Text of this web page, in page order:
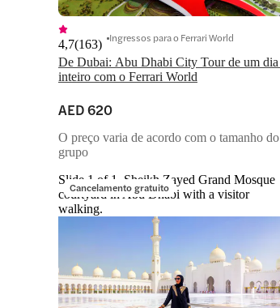
De Dubai: Abu Dhabi City Tour de um dia
inteiro com o Ferrari World
4,7(163) Ingressos para o Ferrari World
AED 620
O preço varia de acordo com o tamanho do
grupo
Cancelamento gratuito
Slide 1 of 1, Sheikh Zayed Grand Mosque
courtyard in Abu Dhabi with a visitor
walking.